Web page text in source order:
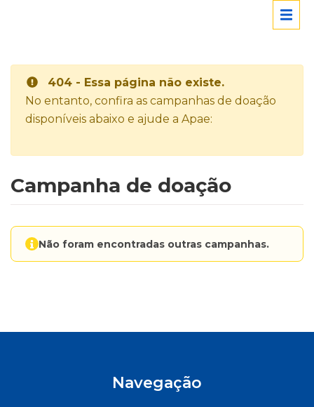
404 - Essa página não existe.
No entanto, confira as campanhas de doação
disponíveis abaixo e ajude a Apae:
Campanha de doação
Não foram encontradas outras campanhas.
Navegação